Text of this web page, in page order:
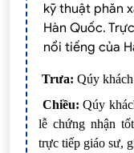
kỹ thuật phăn
Hàn Quốc.
nổi tiếng của
Trưa: Qúy
Chiều: Qúy
lễ chứng nhận
trực tiếp giáo sư,